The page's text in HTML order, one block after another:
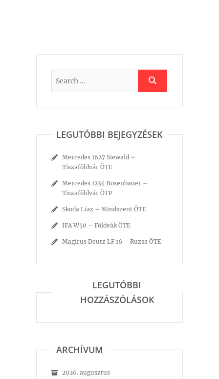
LEGUTÓBBI BEJEGYZÉSEK
Mercedes 1627 Siewald –
Tiszaföldvár ÖTE
Mercedes 1234 Rosenbauer –
Tiszaföldvár ÖTP
Skoda Liaz – Mindszent ÖTE
IFA W50 – Földeák ÖTE
Magirus Deutz LF 16 – Ruzsa ÖTE
LEGUTÓBBI
HOZZÁSZÓLÁSOK
ARCHÍVUM
2026. augusztus